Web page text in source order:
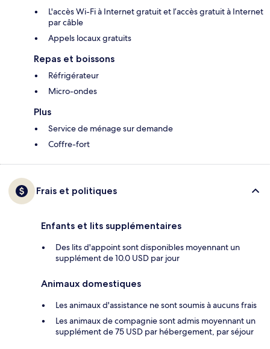
L'accès Wi-Fi à Internet gratuit et l’accès gratuit à Internet
par câble
Appels locaux gratuits
Repas et boissons
Réfrigérateur
Micro-ondes
Plus
Service de ménage sur demande
Coffre-fort
Frais et politiques
Enfants et lits supplémentaires
Des lits d'appoint sont disponibles moyennant un
supplément de 10.0 USD par jour
Animaux domestiques
Les animaux d'assistance ne sont soumis à aucuns frais
Les animaux de compagnie sont admis moyennant un
supplément de 75 USD par hébergement, par séjour